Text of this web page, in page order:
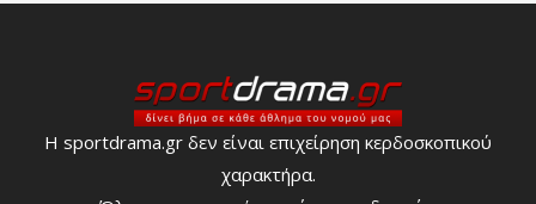
Η sportdrama.gr δεν είναι επιχείρηση κερδοσκοπικού
χαρακτήρα.